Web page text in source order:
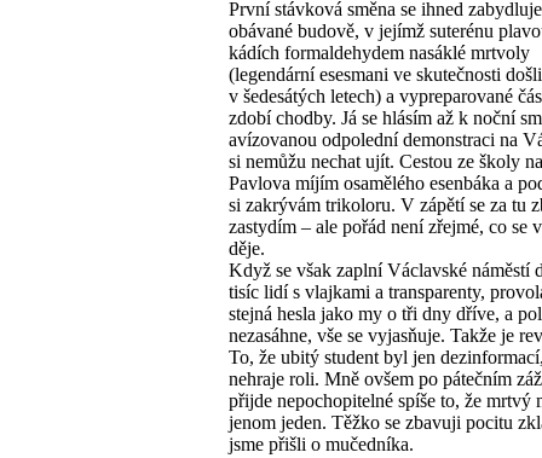
První stávková směna se ihned
obávané budově, v jejímž suterénu
kádích formaldehydem nasáklé mrtvoly
(legendární esesmani ve skutečnosti
v šedesátých letech) a vypreparované
zdobí chodby. Já se hlásím až k noční
avízovanou odpolední demonstraci na
si nemůžu nechat ujít. Cestou ze školy
Pavlova míjím osamělého esenbáka a
si zakrývám trikoloru. V zápětí se za tu
zastydím – ale pořád není zřejmé, co se
děje.
Když se však zaplní Václavské náměstí
tisíc lidí s vlajkami a transparenty,
stejná hesla jako my o tři dny dříve, a
nezasáhne, vše se vyjasňuje. Takže je
To, že ubitý student byl jen
nehraje roli. Mně ovšem po pátečním
přijde nepochopitelné spíše to, že mrtvý
jenom jeden. Těžko se zbavuji pocitu
jsme přišli o mučedníka.